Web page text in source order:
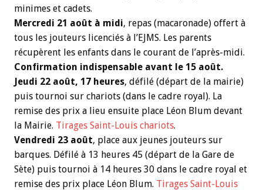
minimes et cadets.
Mercredi 21 août à midi, repas (macaronade) offert à
tous les jouteurs licenciés à l’EJMS. Les parents
récupèrent les enfants dans le courant de l’après-midi.
Confirmation indispensable avant le 15 août.
Jeudi 22 août, 17 heures, défilé (départ de la mairie)
puis tournoi sur chariots (dans le cadre royal). La
remise des prix a lieu ensuite place Léon Blum devant
la Mairie. Tirages Saint-Louis chariots.
Vendredi 23 août, place aux jeunes jouteurs sur
barques. Défilé à 13 heures 45 (départ de la Gare de
Sète) puis tournoi à 14 heures 30 dans le cadre royal et
remise des prix place Léon Blum. Tirages Saint-Louis